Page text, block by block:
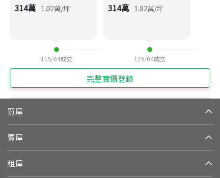
314萬 1.02萬/坪
115/04成交
314萬 1.02萬/坪
115/04成交
完整實價登錄
買屋
賣屋
租屋